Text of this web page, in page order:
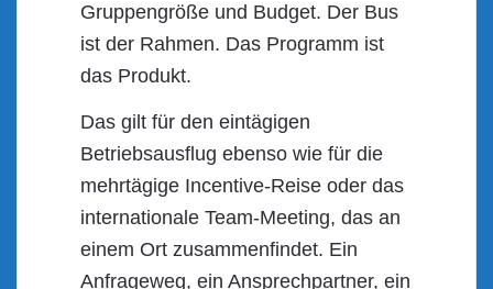
Gruppengröße und Budget. Der Bus
ist der Rahmen. Das Programm ist
das Produkt.
Das gilt für den eintägigen
Betriebsausflug ebenso wie für die
mehrtägige Incentive-Reise oder das
internationale Team-Meeting, das an
einem Ort zusammenfindet. Ein
Anfrageweg, ein Ansprechpartner, ein